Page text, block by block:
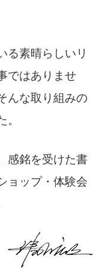
る素晴らしいリ
ではありませ
んな取り組みの
感銘を受けた書
ョップ・体験会